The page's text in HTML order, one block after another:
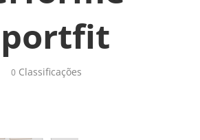
0Classificações